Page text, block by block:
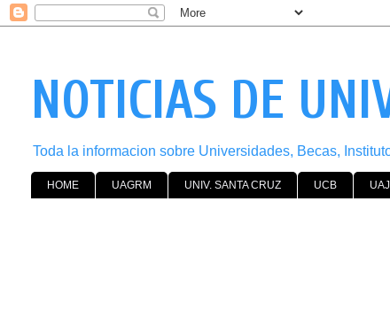
NOTICIAS DE
Toda la informacion sobre Universidades, Becas,
HOME UAGRM UNIV. SANTA CRUZ UCB